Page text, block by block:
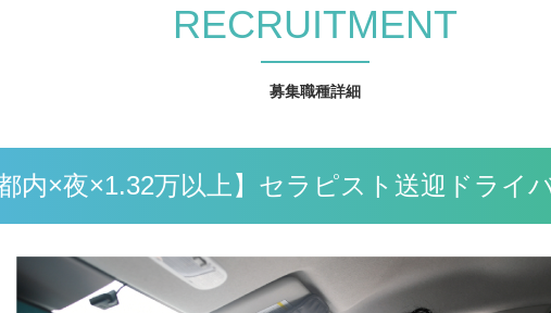
RECRUITMENT
募集職種詳細
都内×夜×1.32万以上】セラピスト送迎ドライ